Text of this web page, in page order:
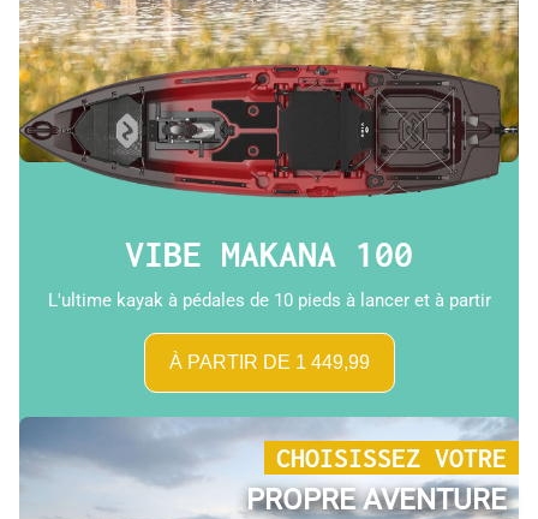
VIBE MAKANA 100
L'ultime kayak à pédales de 10 pieds à lancer et à partir
À PARTIR DE 1 449,99
CHOISISSEZ VOTRE
PROPRE AVENTURE